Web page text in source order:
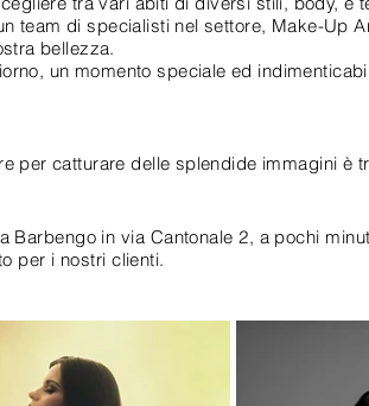
team di specialisti nel settore, Make-Up
bellezza.
un momento speciale ed
per catturare delle splendide immagini è
Barbengo in via Cantonale 2, a pochi
per i nostri clienti.